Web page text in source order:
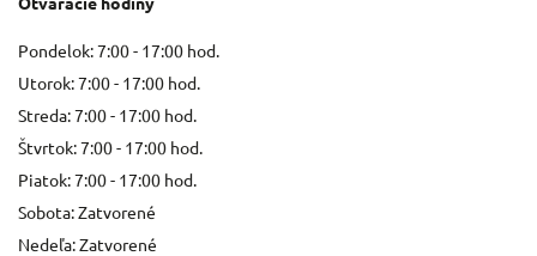
Pondelok: 7:00 - 17:00 hod.
Utorok: 7:00 - 17:00 hod.
Streda: 7:00 - 17:00 hod.
Štvrtok: 7:00 - 17:00 hod.
Piatok: 7:00 - 17:00 hod.
Sobota: Zatvorené
Nedeľa: Zatvorené